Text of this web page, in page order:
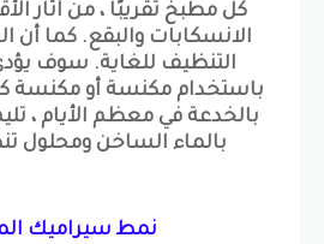
كل مطبخ تقريبًا ، من آثار
الانسكابات والبقع. كما
التنظيف للغاية. سوف
باستخدام مكنسة أو مكنسة
بالخدعة في معظم الأيام ،
بالماء الساخن ومحلول
نمط سيراميك